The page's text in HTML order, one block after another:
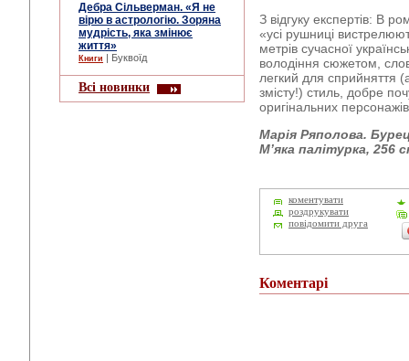
Дебра Сільверман. «Я не
вірю в астрологію. Зоряна
мудрість, яка змінює
життя»
Книги | Буквоїд
Всі новинки
З відгуку експертів: В
«усі рушниці
метрів сучасної
володіння сюжетом,
легкий для сприйняття
змісту!) стиль, добре
оригінальних
Марія Ряполова.
М’яка палітурка, 256
коментувати
роздрукувати
повідомити друга
Коментарі